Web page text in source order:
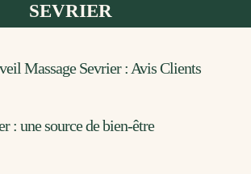
SEVRIER
Massage Sevrier : Avis Clients
: une source de bien-être